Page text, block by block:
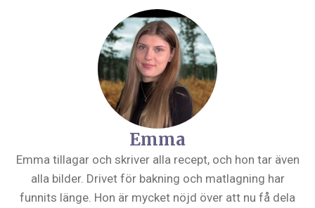
Emma
Emma tillagar och skriver alla recept, och hon tar även
alla bilder. Drivet för bakning och matlagning har
funnits länge. Hon är mycket nöjd över att nu få dela